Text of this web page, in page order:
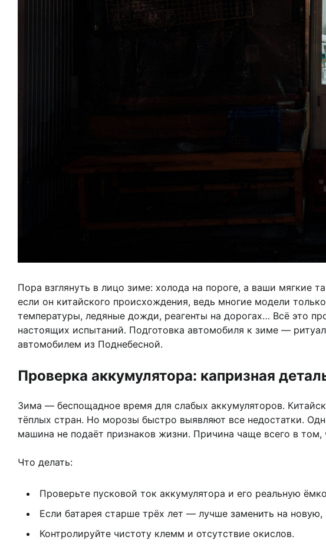
Пора взглянуть в лицо зиме: холода на пороге, а ваши
если он китайского происхождения, ведь многие модели
температуры, ледяные дожди, реагенты на дорогах… Всё это
настоящих испытаний. Подготовка автомобиля к зиме —
автомобилем из Поднебесной.
Проверка аккумулятора: капризная
Зима — беспощадное время для слабых аккумуляторов.
тёплых стран. Но морозы быстро выявляют все недостатки.
машина не подаёт признаков жизни. Причина чаще всего в том,
Что делать:
Проверьте пусковой ток аккумулятора и его реальную
Если батарея старше трёх лет — лучше заменить на
Контролируйте чистоту клемм и отсутствие окислов.